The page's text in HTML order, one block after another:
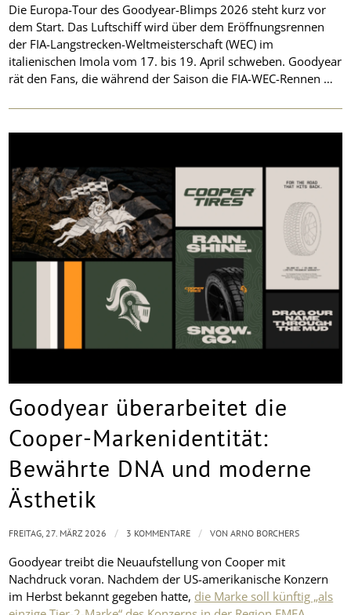
Die Europa-Tour des Goodyear-Blimps 2026 steht kurz vor
dem Start. Das Luftschiff wird über dem Eröffnungsrennen
der FIA-Langstrecken-Weltmeisterschaft (WEC) im
italienischen Imola vom 17. bis 19. April schweben. Goodyear
rät den Fans, die während der Saison die FIA-WEC-Rennen …
Goodyear überarbeitet die
Cooper-Markenidentität:
Bewährte DNA und moderne
Ästhetik
Goodyear treibt die Neuaufstellung von Cooper mit
Nachdruck voran. Nachdem der US-amerikanische Konzern
im Herbst bekannt gegeben hatte, die Marke soll künftig „als
FREITAG, 27. MÄRZ 2026 / 3 KOMMENTARE / VONARNO BORCHERS